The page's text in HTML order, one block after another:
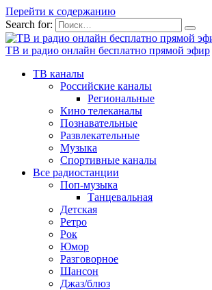
Перейти к содержанию
Search for:
ТВ и радио онлайн бесплатно прямой эфир
ТВ каналы
Российские каналы
Региональные
Кино телеканалы
Познавательные
Развлекательные
Музыка
Спортивные каналы
Все радиостанции
Поп-музыка
Танцевальная
Детская
Ретро
Рок
Юмор
Разговорное
Шансон
Джаз/блюз